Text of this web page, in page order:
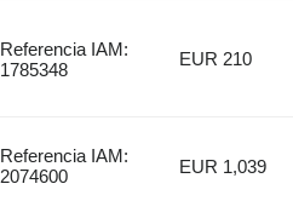
Referencia IAM:
1785348
EUR 210
Referencia IAM:
2074600
EUR 1,039